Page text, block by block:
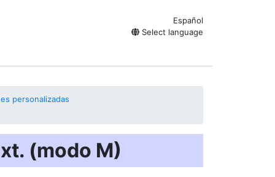
Español
Select language
personalizadas
(modo M)